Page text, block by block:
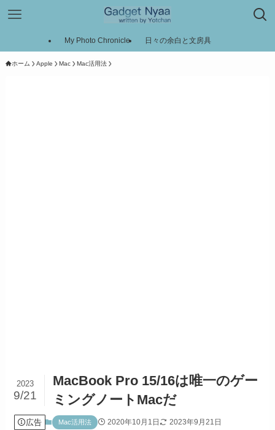
My Photo Chronicle 日々の余白と文房具
ホーム Apple Mac Mac活用法
MacBook Pro 15/16は唯一のゲー
ミングノートMacだ
2023
9/21
広告 Mac活用法 2020年10月1日 2023年9月21日